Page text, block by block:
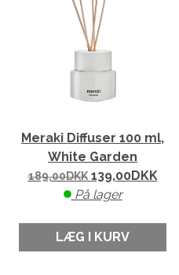
Meraki Diffuser 100 ml,
White Garden
189,00DKK 139,00DKK
På lager
LÆG I KURV